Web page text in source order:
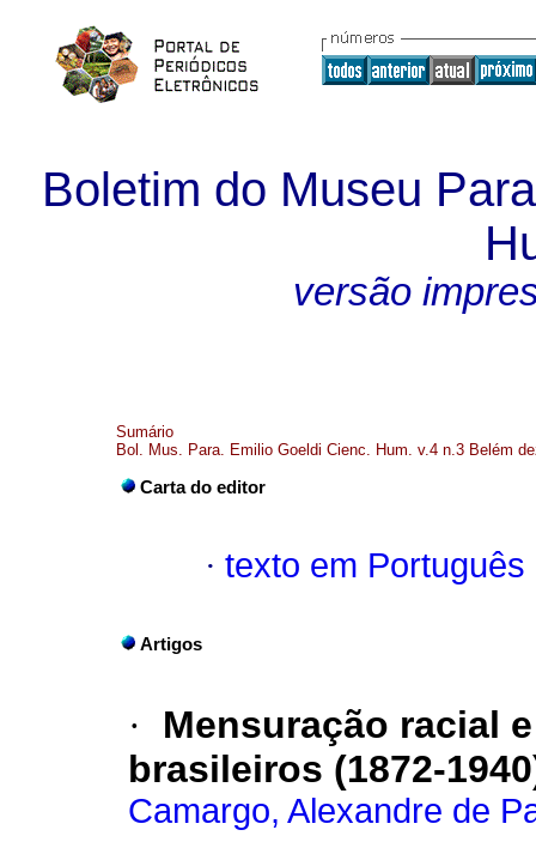
Boletim do Museu
versão
Sumário
Bol. Mus. Para. Emilio Goeldi Cienc. Hum. v.4 n.3 Belém
Carta do editor
· texto em Português
Artigos
·
Mensuração racial
brasileiros (1872-
Camargo, Alexandre de